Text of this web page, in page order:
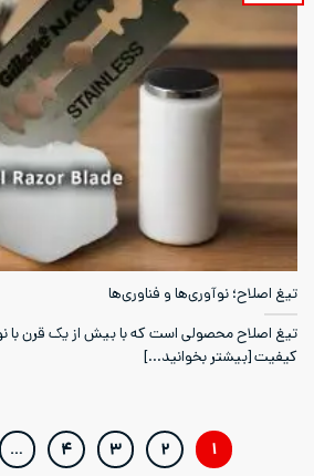
تیغ اصلاح؛ نوآوری‌ها و فناوری‌ها
تیغ اصلاح محصولی است که با بیش از یک قرن با
کیفیت [بیشتر بخوانید...]
۱ ۲ ۳ ۴ …